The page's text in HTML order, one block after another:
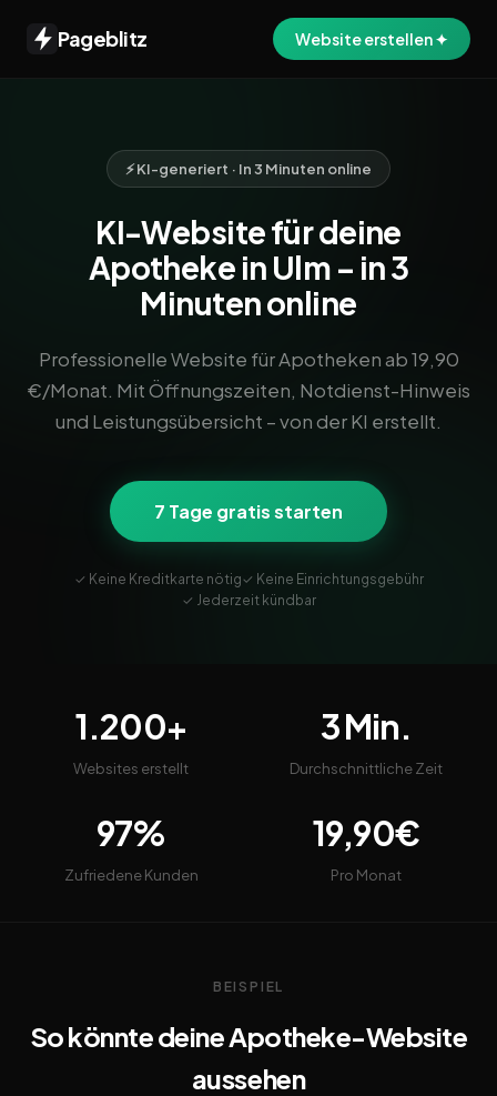
Pageblitz Website erstellen ✦
⚡ KI-generiert · In 3 Minuten online
KI-Website für deine
Apotheke in Ulm – in 3
Minuten online
Professionelle Website für Apotheken ab 19,90
€/Monat. Mit Öffnungszeiten, Notdienst-Hinweis
und Leistungsübersicht – von der KI erstellt.
7 Tage gratis starten
✓ Keine Kreditkarte nötig✓ Keine Einrichtungsgebühr
✓ Jederzeit kündbar
1.200+
Websites erstellt
3 Min.
Durchschnittliche Zeit
97%
Zufriedene Kunden
19,90€
Pro Monat
BEISPIEL
So könnte deine Apotheke-Website
aussehen